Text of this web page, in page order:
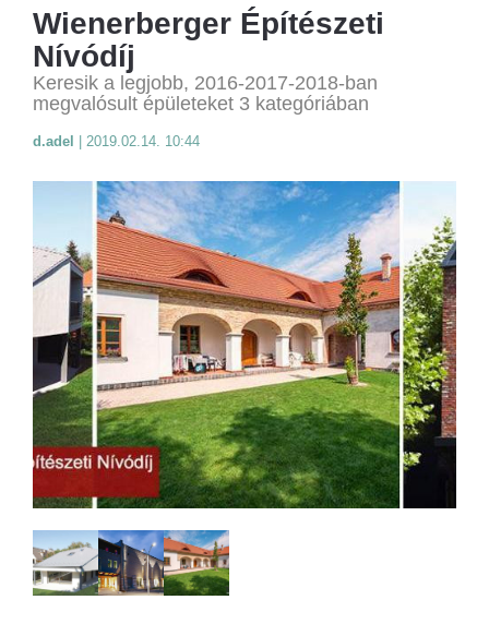
Wienerberger Építészeti
Nívódíj
Keresik a legjobb, 2016-2017-2018-ban
megvalósult épületeket 3 kategóriában
d.adel 2019.02.14. 10:44